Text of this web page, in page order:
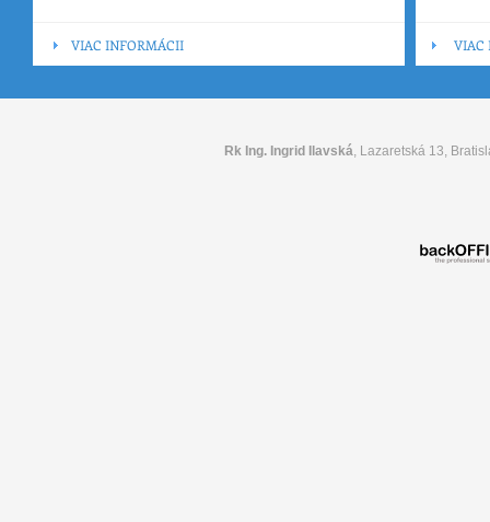
VIAC INFORMÁCII VIAC
Rk Ing. Ingrid Ilavská, Lazaretská 13,